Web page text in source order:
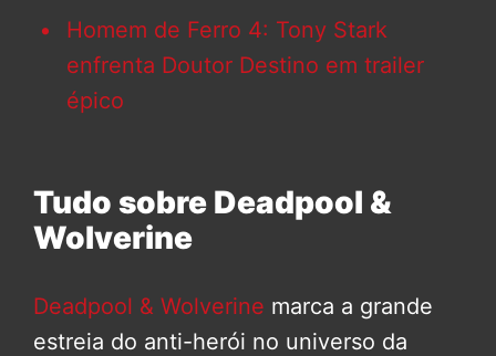
Homem de Ferro 4: Tony Stark
enfrenta Doutor Destino em trailer
épico
Tudo sobre Deadpool &
Wolverine
Deadpool & Wolverine marca a grande
estreia do anti-herói no universo da